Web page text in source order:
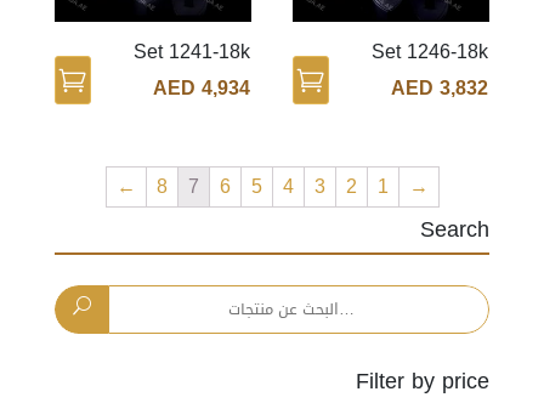
Set 1246-18k
AED3,832
Set 1241-18k
AED4,934
→
1
2
3
4
5
6
7
8
←
Search
البحث
Filter by price